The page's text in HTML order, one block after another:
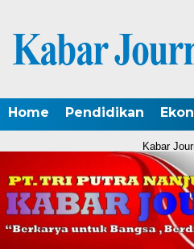
Home Pendidikan
Kabar